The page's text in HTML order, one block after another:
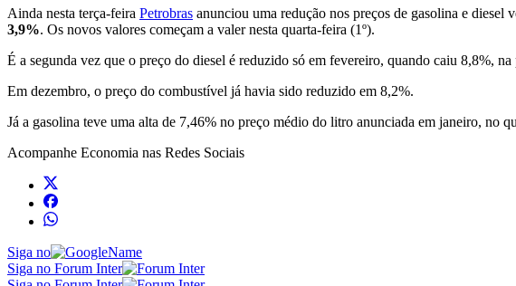
Ainda nesta terça-feira Petrobras anunciou uma redução nos preços de gasolina e diesel
3,9%. Os novos valores começam a valer nesta quarta-feira (1º).
É a segunda vez que o preço do diesel é reduzido só em fevereiro, quando caiu 8,8%,
Em dezembro, o preço do combustível já havia sido reduzido em 8,2%.
Já a gasolina teve uma alta de 7,46% no preço médio do litro anunciada em janeiro, no
Acompanhe Economia nas Redes Sociais
Siga no
Siga no Forum Inter